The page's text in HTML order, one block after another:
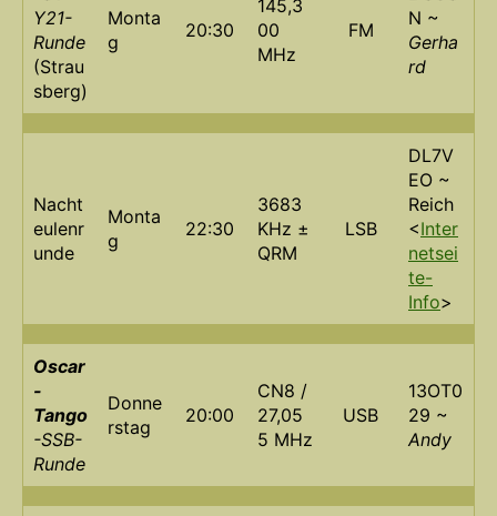
Y21-
Runde
(Strau
sberg)
Monta
g
20:30
145,3
00
MHz
FM
N ~
Gerha
rd
Nacht
eulenr
unde
Monta
g
22:30
3683
KHz ±
QRM
LSB
DL7V
EO ~
Reich
<Inter
netsei
te-
Info>
Oscar
-
Tango
-SSB-
Runde
Donne
rstag
20:00
CN8 /
27,05
5 MHz
USB
13OT0
29 ~
Andy